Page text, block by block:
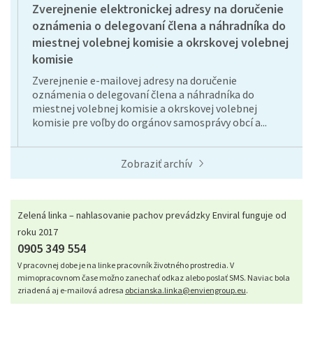
Zverejnenie elektronickej adresy na doručenie
oznámenia o delegovaní člena a náhradníka do
miestnej volebnej komisie a okrskovej volebnej
komisie
Zverejnenie e-mailovej adresy na doručenie
oznámenia o delegovaní člena a náhradníka do
miestnej volebnej komisie a okrskovej volebnej
komisie pre voľby do orgánov samosprávy obcí a...
Zobraziť archív
Zelená linka – nahlasovanie pachov prevádzky Enviral funguje od
roku 2017
0905 349 554
V pracovnej dobe je na linke pracovník životného prostredia. V
mimopracovnom čase možno zanechať odkaz alebo poslať SMS. Naviac bola
zriadená aj e-mailová adresa obcianska.linka@enviengroup.eu.